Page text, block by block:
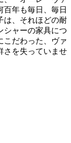
百年も毎日、毎日
は、それほどの耐
シャーの家具につ
こだわった、ヴァ
さを失っていませ